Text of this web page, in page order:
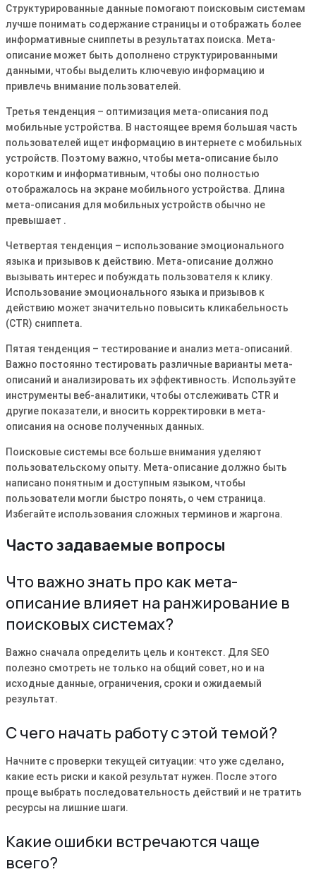
Структурированные данные помогают поисковым системам
лучше понимать содержание страницы и отображать более
информативные сниппеты в результатах поиска․ Мета-
описание может быть дополнено структурированными
данными, чтобы выделить ключевую информацию и
привлечь внимание пользователей․
Третья тенденция – оптимизация мета-описания под
мобильные устройства․ В настоящее время большая часть
пользователей ищет информацию в интернете с мобильных
устройств․ Поэтому важно, чтобы мета-описание было
коротким и информативным, чтобы оно полностью
отображалось на экране мобильного устройства․ Длина
мета-описания для мобильных устройств обычно не
превышает ․
Четвертая тенденция – использование эмоционального
языка и призывов к действию․ Мета-описание должно
вызывать интерес и побуждать пользователя к клику․
Использование эмоционального языка и призывов к
действию может значительно повысить кликабельность
(CTR) сниппета․
Пятая тенденция – тестирование и анализ мета-описаний․
Важно постоянно тестировать различные варианты мета-
описаний и анализировать их эффективность․ Используйте
инструменты веб-аналитики, чтобы отслеживать CTR и
другие показатели, и вносить корректировки в мета-
описания на основе полученных данных․
Поисковые системы все больше внимания уделяют
пользовательскому опыту․ Мета-описание должно быть
написано понятным и доступным языком, чтобы
пользователи могли быстро понять, о чем страница․
Избегайте использования сложных терминов и жаргона․
Часто задаваемые вопросы
Что важно знать про как мета-
описание влияет на ранжирование в
поисковых системах?
Важно сначала определить цель и контекст. Для SEO
полезно смотреть не только на общий совет, но и на
исходные данные, ограничения, сроки и ожидаемый
результат.
С чего начать работу с этой темой?
Начните с проверки текущей ситуации: что уже сделано,
какие есть риски и какой результат нужен. После этого
проще выбрать последовательность действий и не тратить
ресурсы на лишние шаги.
Какие ошибки встречаются чаще
всего?